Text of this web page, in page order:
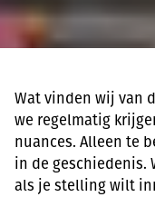
Wat vinden wij van
we regelmatig
nuances. Alleen te
in de
als je stelling wilt